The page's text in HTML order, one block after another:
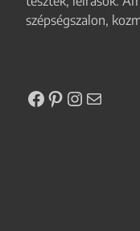
szépségszalon,